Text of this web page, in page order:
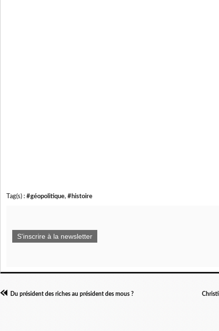
Tag(s) : #géopolitique, #histoire
S'inscrire à la newsletter
Du président des riches au président des mous ?